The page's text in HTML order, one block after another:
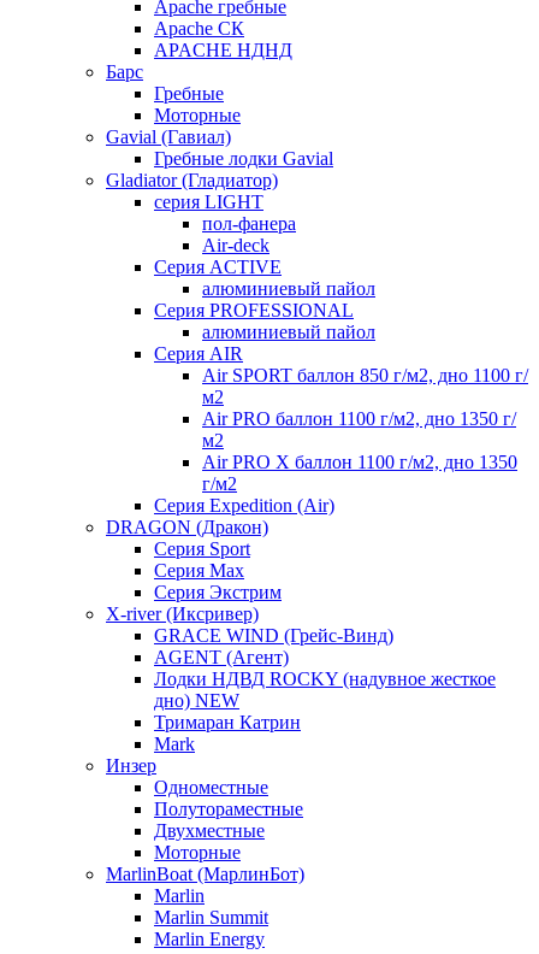
Apache гребные
Apache СК
APACHE НДНД
Барс
Гребные
Моторные
Gavial (Гавиал)
Гребные лодки Gavial
Gladiator (Гладиатор)
серия LIGHT
пол-фанера
Air-deck
Серия ACTIVE
алюминиевый пайол
Серия PROFESSIONAL
алюминиевый пайол
Серия AIR
Air SPORT баллон 850 г/м2, дно 1100 г/
м2
Air PRO баллон 1100 г/м2, дно 1350 г/
м2
Air PRO X баллон 1100 г/м2, дно 1350
г/м2
Серия Expedition (Air)
DRAGON (Дракон)
Серия Sport
Серия Max
Серия Экстрим
X-river (Иксривер)
GRACE WIND (Грейс-Винд)
AGENT (Агент)
Лодки НДВД ROCKY (надувное жесткое
дно) NEW
Тримаран Катрин
Mark
Инзер
Одноместные
Полутораместные
Двухместные
Моторные
MarlinBoat (МарлинБот)
Marlin
Marlin Summit
Marlin Energy